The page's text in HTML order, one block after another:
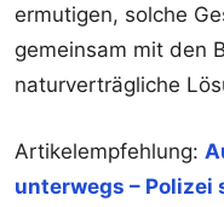
ermutigen, solche
gemeinsam mit den
naturverträgliche
Artikelempfehlung:
unterwegs – Polizei